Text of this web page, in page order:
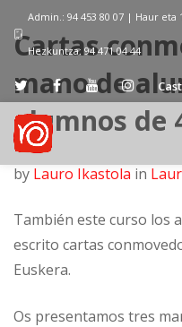
Admin.: 94 453 80 07 | Haur eta
Hezkuntza: 94 471 04 44
Cartas
mano de
alumnos de
by Lauro Ikastola in
También este curso los
escrito cartas
Euskera.
Os presentamos tres